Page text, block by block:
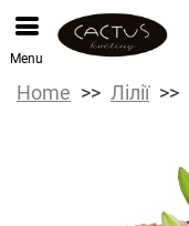
Menu
Home Лілії